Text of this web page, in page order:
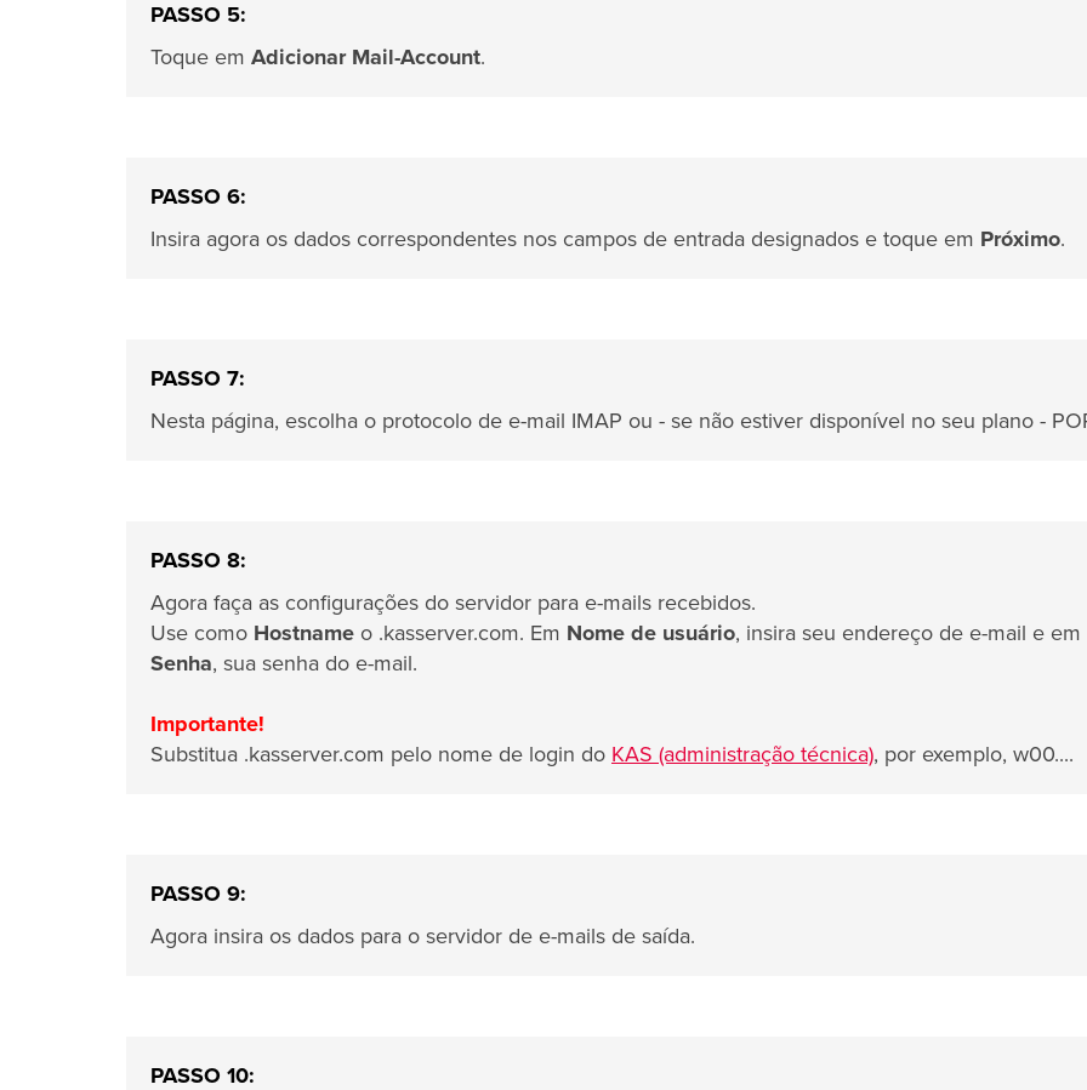
PASSO 5:
Toque em Adicionar Mail-Account.
PASSO 6:
Insira agora os dados correspondentes nos campos de entrada designados e toque em Próximo.
PASSO 7:
Nesta página, escolha o protocolo de e-mail IMAP ou - se não estiver disponível no seu plano -
PASSO 8:
Agora faça as configurações do servidor para e-mails recebidos.
Use como Hostname o .kasserver.com. Em Nome de usuário, insira seu endereço de e-mail e em
Senha, sua senha do e-mail.
Importante!
Substitua .kasserver.com pelo nome de login do KAS (administração técnica), por exemplo, w00....
PASSO 9:
Agora insira os dados para o servidor de e-mails de saída.
PASSO 10: